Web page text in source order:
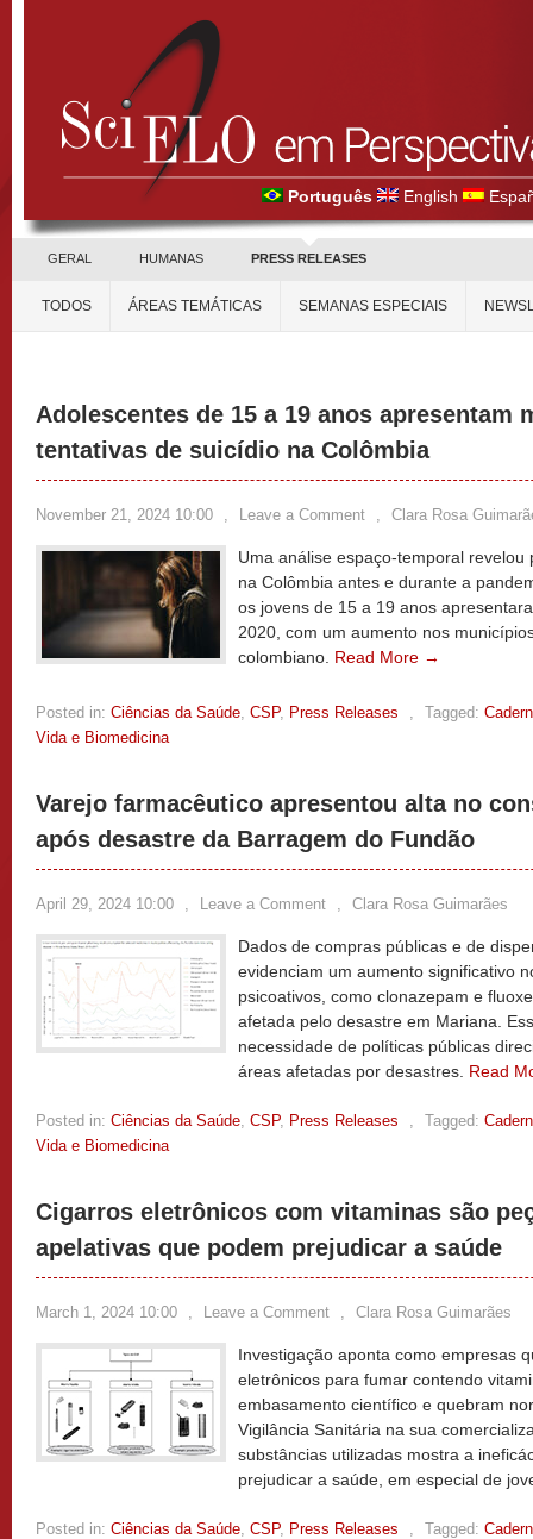
Português English
GERAL HUMANAS PRESS RELEASES
TODOS ÁREAS TEMÁTICAS SEMANAS ESPECIAIS
Adolescentes de 15 a 19 anos apresentam
tentativas de suicídio na Colômbia
November 21, 2024 10:00 , Leave a Comment , Clara Rosa
Uma análise espaço-temporal
na Colômbia antes e durante a
os jovens de 15 a 19 anos
2020, com um aumento nos
colombiano. Read More →
Posted in: Ciências da Saúde, CSP, Press Releases , Tagged:
Vida e Biomedicina
Varejo farmacêutico apresentou alta no
após desastre da Barragem do Fundão
April 29, 2024 10:00 , Leave a Comment , Clara Rosa Guimarães
Dados de compras públicas e de
evidenciam um aumento significativo
psicoativos, como clonazepam e
afetada pelo desastre em Mariana.
necessidade de políticas públicas
áreas afetadas por desastres. Read
Posted in: Ciências da Saúde, CSP, Press Releases , Tagged:
Vida e Biomedicina
Cigarros eletrônicos com vitaminas são
apelativas que podem prejudicar a saúde
March 1, 2024 10:00 , Leave a Comment , Clara Rosa Guimarães
Investigação aponta como empresas
eletrônicos para fumar contendo
embasamento científico e quebram
Vigilância Sanitária na sua
substâncias utilizadas mostra a
prejudicar a saúde, em especial de
Posted in: Ciências da Saúde, CSP, Press Releases , Tagged: